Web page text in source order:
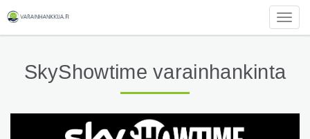
SkyShowtime varainhankinta